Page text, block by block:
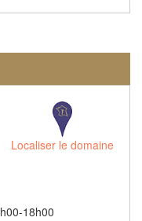
Localiser le domaine
18h00